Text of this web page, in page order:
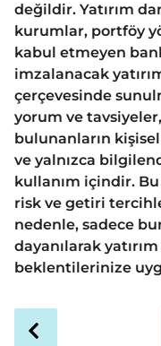
değildir. Yatırım
kurumlar, portföy
kabul etmeyen
imzalanacak
çerçevesinde
yorum ve
bulunanların
ve yalnızca
kullanım içindir.
risk ve getiri
nedenle, sadece
dayanılarak
beklentilerinize